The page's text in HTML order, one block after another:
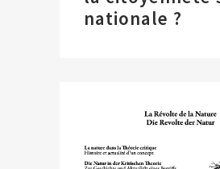
nationale ?